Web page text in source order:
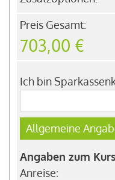
Urlaubsleben. Das
ganzjährig für
Nordwinden
Preis Gesamt:
703,00 €
Ich bin
Allgemeine
Angaben zum Kurs
Anreise: